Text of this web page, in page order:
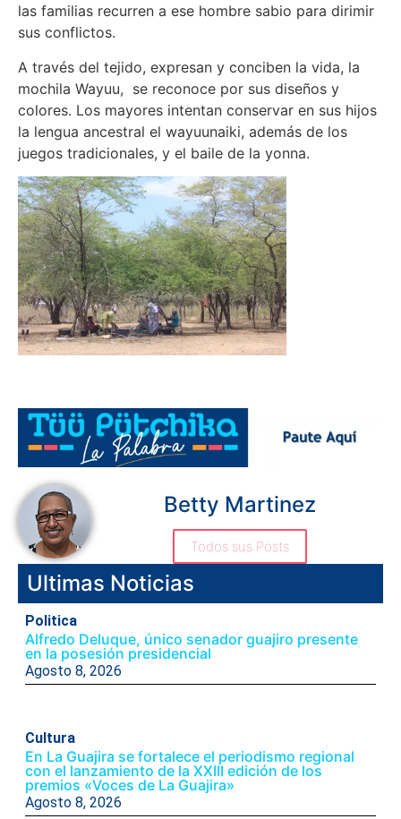
las familias recurren a ese hombre sabio para dirimir
sus conflictos.
A través del tejido, expresan y conciben la vida, la
mochila Wayuu, se reconoce por sus diseños y
colores. Los mayores intentan conservar en sus hijos
la lengua ancestral el wayuunaiki, además de los
juegos tradicionales, y el baile de la yonna.
Betty Martinez
Todos sus Posts
Ultimas Noticias
Politica
Alfredo Deluque, único senador guajiro presente
en la posesión presidencial
Agosto 8, 2026
Cultura
En La Guajira se fortalece el periodismo regional
con el lanzamiento de la XXIII edición de los
premios «Voces de La Guajira»
Agosto 8, 2026